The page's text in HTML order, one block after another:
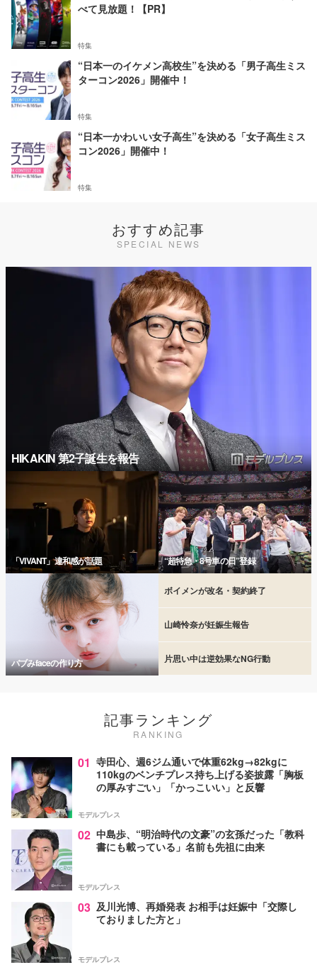
べて見放題！【PR】
特集
“日本一のイケメン高校生”を決める「男子高生ミス
ターコン2026」開催中！
特集
“日本一かわいい女子高生”を決める「女子高生ミス
コン2026」開催中！
特集
おすすめ記事
SPECIAL NEWS
HIKAKIN 第2子誕生を報告
「VIVANT」違和感が話題 “超特急・8号車の日”登録
バブみfaceの作り方
ボイメンが改名・契約終了
山崎怜奈が妊娠生報告
片思い中は逆効果なNG行動
記事ランキング
RANKING
01 寺田心、週6ジム通いで体重62kg→82kgに
110kgのベンチプレス持ち上げる姿披露「胸板
の厚みすごい」「かっこいい」と反響
モデルプレス
02 中島歩、“明治時代の文豪”の玄孫だった「教科
書にも載っている」名前も先祖に由来
モデルプレス
03 及川光博、再婚発表 お相手は妊娠中「交際し
ておりました方と」
モデルプレス